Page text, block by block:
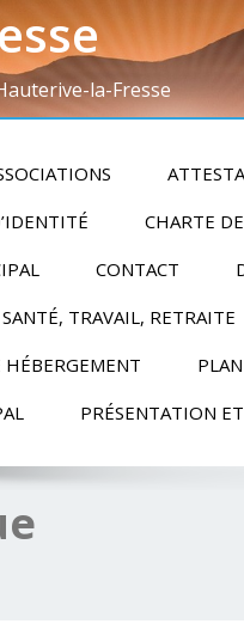
la-Fresse
CHARTE
CONTACT
TRAVAIL, RETRAITE
HÉBERGEMENT
PRÉSENTATION